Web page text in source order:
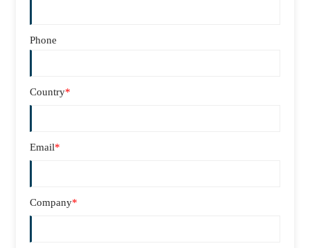
Phone
Country*
Email*
Company*